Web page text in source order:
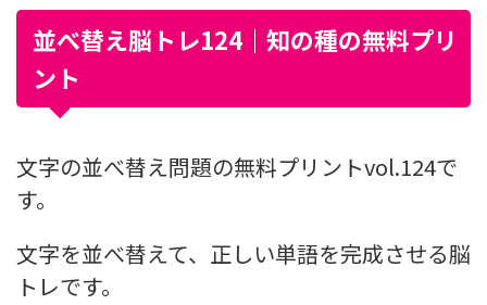
並べ替え脳トレ124｜知の種の無料プリ
ント
文字の並べ替え問題の無料プリントvol.124で
す。
文字を並べ替えて、正しい単語を完成させる脳
トレです。